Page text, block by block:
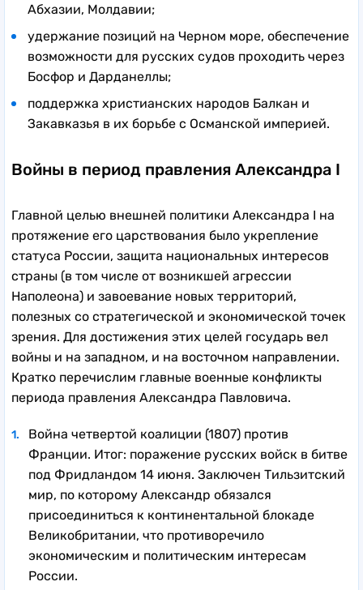
Абхазии, Молдавии;
удержание позиций на Черном море, обеспечение
возможности для русских судов проходить через
Босфор и Дарданеллы;
поддержка христианских народов Балкан и
Закавказья в их борьбе с Османской империей.
Войны в период правления Александра I
Главной целью внешней политики Александра I на
протяжение его царствования было укрепление
статуса России, защита национальных интересов
страны (в том числе от возникшей агрессии
Наполеона) и завоевание новых территорий,
полезных со стратегической и экономической точек
зрения. Для достижения этих целей государь вел
войны и на западном, и на восточном направлении.
Кратко перечислим главные военные конфликты
периода правления Александра Павловича.
Война четвертой коалиции (1807) против
Франции. Итог: поражение русских войск в битве
под Фридландом 14 июня. Заключен Тильзитский
мир, по которому Александр обязался
присоединиться к континентальной блокаде
Великобритании, что противоречило
экономическим и политическим интересам
России.